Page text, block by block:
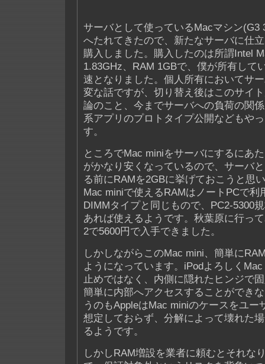
サーバとして使っているMacマシン(G3
へたれてきたので、新たなサーバに仕
購入しました。購入したのは所謂Intel
1.83GHz、RAM 1GBで、僕が所有して
速となりました。個人所有においてサ
変な話ですが、切り替え後はこのサイ
論のこと、今までサーバへの負荷の関
系アプリのプロトタイプ公開などもや
す。
ところでMac miniをサーバにするにあ
がかなり安くなっているので、サーバ
る前にRAMを2GBに挙げておこうと思
Mac miniで使えるRAMはノートPCで利
DIMMタイプと同じもので、PC2-5300
あれば使えるようです。秋葉原に行っ
2で5600円で入手できました。
しかしながらこのMac mini、簡単に
ようになっています。iPodよろしく
止めではなく、内側に隠れたヒンジで
簡単に内部へアクセスすることができ
うのもAppleはMac miniのケースをユー
想定しておらず、分解によって壊れた
るようです。
しかしRAM増設を業者に頼むとそれな